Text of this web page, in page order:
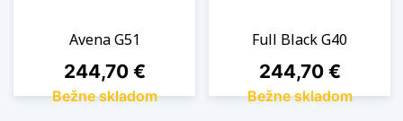
Avena G51
Cena
244,70 €
Bežne skladom
Full Black G40
Cena
244,70 €
Bežne skladom